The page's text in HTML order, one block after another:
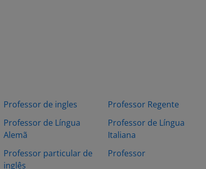
Professor de ingles
Professor de Língua
Alemã
Professor particular de
inglês
Professor Regente
Professor de Língua
Italiana
Professor